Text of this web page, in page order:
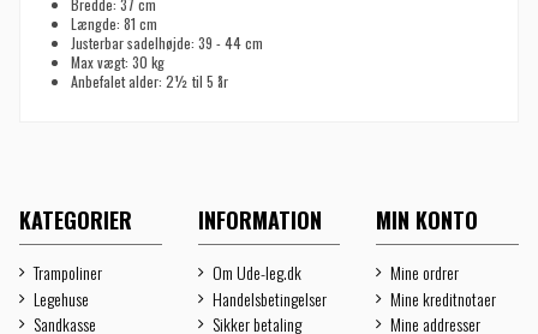
Længde: 81 cm
Justerbar sadelhøjde: 39 - 44 cm
Max vægt: 30 kg
Anbefalet alder: 2½ til 5 år
KATEGORIER
Trampoliner
Legehuse
Sandkasse
INFORMATION
Om Ude-leg.dk
Handelsbetingelser
Sikker betaling
MIN KONTO
Mine ordrer
Mine kreditnotaer
Mine addresser